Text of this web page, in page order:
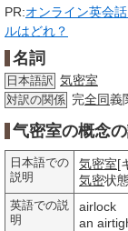
PR:オンライン英会
ルはどれ？
名詞
日本語訳 気密室
対訳の関係 完全同義
气密室の概念
日本語での
説明
気密室[
気密状
英語での説
明
airlock
an